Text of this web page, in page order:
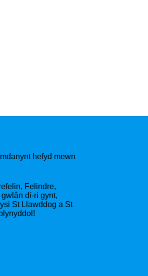
hefyd mewn
Felindre,
di-ri gynt,
St Llawddog a St